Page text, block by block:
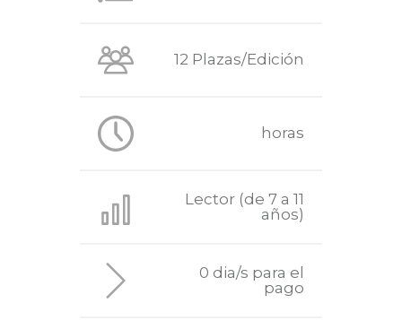
12 Plazas/Edición
horas
Lector (de 7 a 11
años)
0 dia/s para el
pago